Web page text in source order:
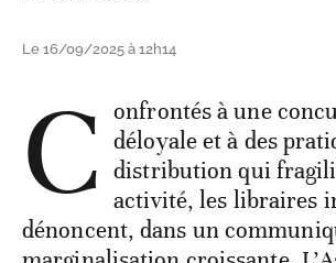
Le 16/09/2025 à 12h14
C onfrontés à une
déloyale et à des
distribution qui
activité, les libraires
dénoncent, dans un